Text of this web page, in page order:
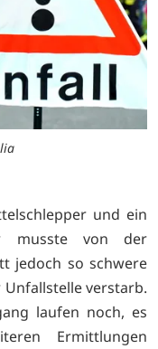
und ein
musste von der
jedoch so schwere
verstarb.
laufen noch, es
Ermittlungen